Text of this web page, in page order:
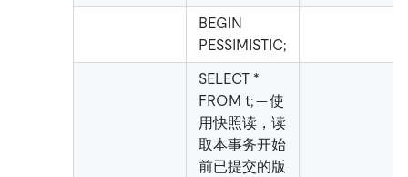
BEGIN
PESSIMISTIC;
SELECT *
FROM t; -- 使
用快照读，读
取本事务开始
前已提交的版